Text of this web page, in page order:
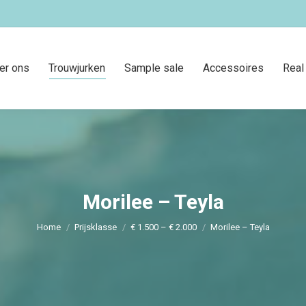
ons Trouwjurken Sample sale Accessoires
Morilee – Teyla
Je bent hier:
Home Prijsklasse € 1.500 – € 2.000 Morilee – Teyla